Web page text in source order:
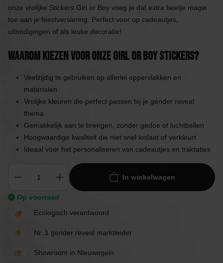
onze vrolijke Stickers Girl or Boy voeg je dat extra beetje magie
toe aan je feestversiering. Perfect voor op cadeautjes,
uitnodigingen of als leuke decoratie!
Waarom Kiezen Voor Onze Girl or Boy Stickers?
Veelzijdig te gebruiken op allerlei oppervlakken en
materialen
Vrolijke kleuren die perfect passen bij je gender reveal
thema
Gemakkelijk aan te brengen, zonder gedoe of luchtbellen
Hoogwaardige kwaliteit die niet snel loslaat of verkleurt
Ideaal voor het personaliseren van cadeautjes en traktaties
In winkelwagen
Op voorraad
Ecologisch verantwoord
Nr. 1 gender reveal marktleider
Showroom in Nieuwegein